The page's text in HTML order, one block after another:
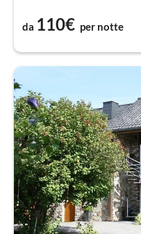
da 110€ per notte